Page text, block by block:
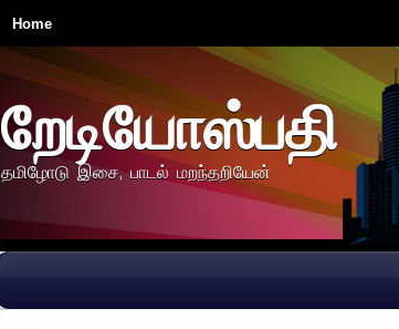
Home
றேடியோஸ்பதி
தமிழோடு இசை, பாடல் மறந்தறியேன்